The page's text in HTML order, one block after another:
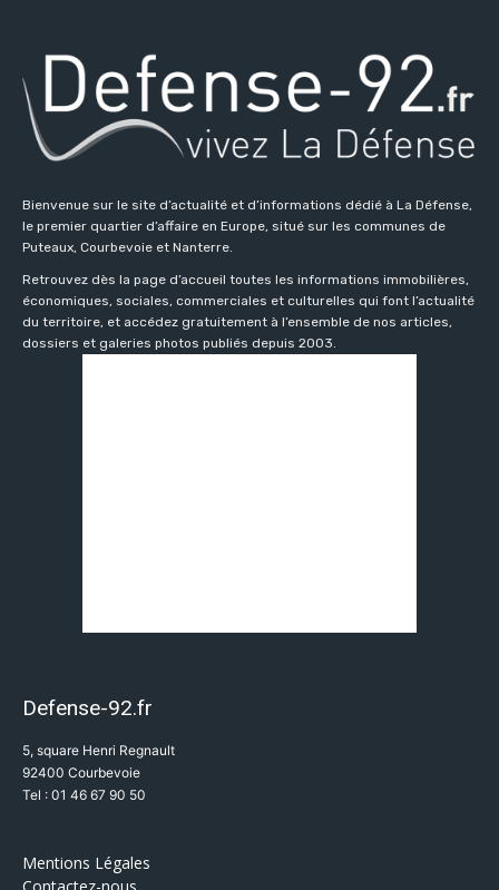
Bienvenue sur le site d’actualité et d’informations dédié à La Défense,
le premier quartier d’affaire en Europe, situé sur les communes de
Puteaux, Courbevoie et Nanterre.
Retrouvez dès la page d’accueil toutes les informations immobilières,
économiques, sociales, commerciales et culturelles qui font l’actualité
du territoire, et accédez gratuitement à l’ensemble de nos articles,
dossiers et galeries photos publiés depuis 2003.
Defense-92.fr
5, square Henri Regnault
92400 Courbevoie
Tel : 01 46 67 90 50
Mentions Légales